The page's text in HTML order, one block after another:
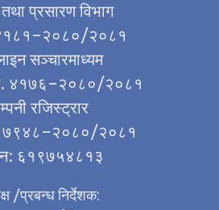
प्रसारण विभाग
४१८१–२०८०/२०८१
सञ्चारमाध्यम
४१७६–२०८०/२०८१
रजिस्ट्रार
२०८१
न: ६१९७५४८१३
/प्रबन्ध निर्देशक: